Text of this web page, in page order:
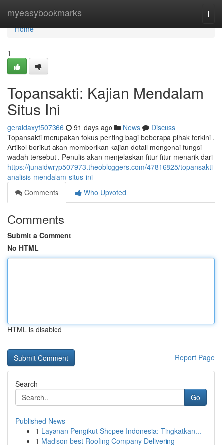
myeasybookmarks
Home
Home
1
Topansakti: Kajian Mendalam
Situs Ini
geraldaxyf507366 91 days ago News
Discuss
Topansakti merupakan fokus penting bagi beberapa pihak terkini .
Artikel berikut akan memberikan kajian detail mengenai fungsi
wadah tersebut . Penulis akan menjelaskan fitur-fitur menarik dari
https://junaidwryp507973.theobloggers.com/47816825/topansakti-
analisis-mendalam-situs-ini
Comments
Who Upvoted
Comments
Submit a Comment
No HTML
HTML is disabled
Report Page
Search
Go
Published News
1 Layanan Pengikut Shopee Indonesia: Tingkatkan...
1 Madison best Roofing Company Delivering